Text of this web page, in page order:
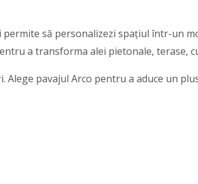
să personalizezi spațiul într-un
a transforma alei pietonale, terase,
pavajul Arco pentru a aduce un